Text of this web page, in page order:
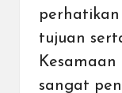
tujuan
sangat